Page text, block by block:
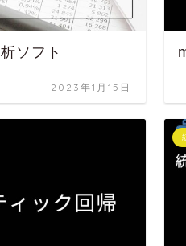
ソフト
2023年1月15日